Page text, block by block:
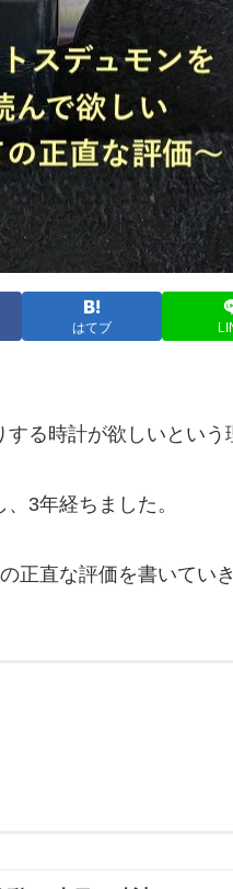
はてブ
する時計が欲しいという
3年経ちました。
正直な評価を書いていき